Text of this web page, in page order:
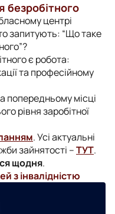
безробітного
центрі
запитують: “Що таке
є робота:
та професійному
попередньому місці
рівня заробітної
. Усі актуальні
зайнятості –ТУТ.
щодня.
з інвалідністю